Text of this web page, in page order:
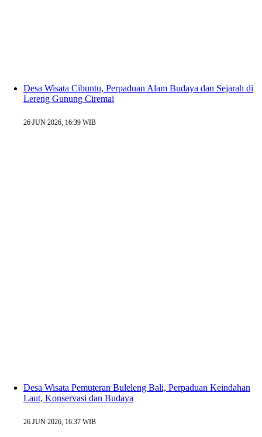
Desa Wisata Cibuntu, Perpaduan Alam Budaya dan Sejarah di
Lereng Gunung Ciremai
26 JUN 2026, 16:39 WIB
Desa Wisata Pemuteran Buleleng Bali, Perpaduan Keindahan
Laut, Konservasi dan Budaya
26 JUN 2026, 16:37 WIB